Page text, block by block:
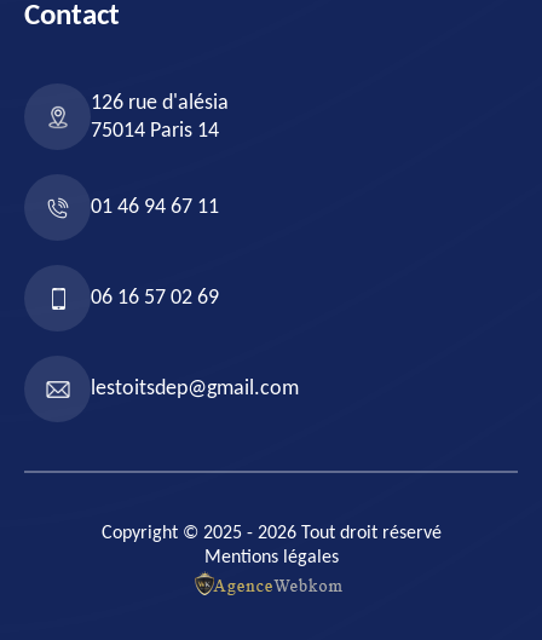
Contact
126 rue d'alésia
75014 Paris 14
01 46 94 67 11
06 16 57 02 69
lestoitsdep@gmail.com
Copyright © 2025 - 2026 Tout droit réservé
Mentions légales